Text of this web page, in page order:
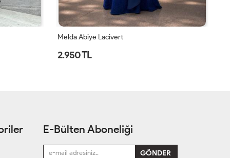
Semanur Tesettür Abiye Haki
2.800 TL
E-Bülten Aboneliği